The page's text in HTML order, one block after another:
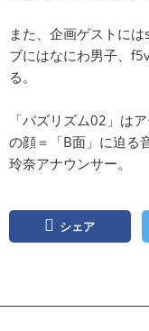
また、企画ゲストに
ブにはなにわ男子、
る。
「バズリズム02」は
の顔＝「B面」に迫る
玲奈アナウンサー。
シェア